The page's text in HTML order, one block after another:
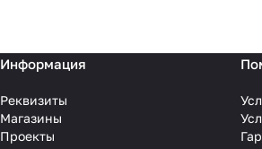
Информация
Реквизиты
Магазины
Проекты